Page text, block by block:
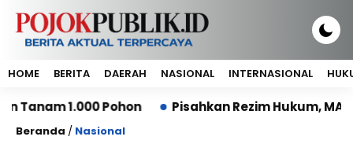
HOME BERITA DAERAH NASIONAL INTERNASIONAL
1.000 Pohon Pisahkan Rezim Hukum, MA:
Beranda / Nasional